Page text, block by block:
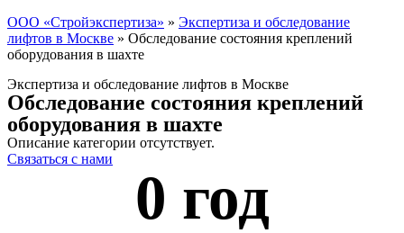
ООО «Стройэкспертиза» » Экспертиза и обследование
лифтов в Москве » Обследование состояния креплений
оборудования в шахте
Экспертиза и обследование лифтов в Москве
Обследование состояния креплений
оборудования в шахте
Описание категории отсутствует.
Связаться с нами
0 год